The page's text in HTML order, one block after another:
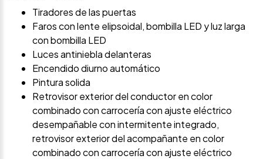
Tiradores de las puertas
Faros con lente elipsoidal, bombilla LED y luz larga
con bombilla LED
Luces antiniebla delanteras
Encendido diurno automático
Pintura solida
Retrovisor exterior del conductor en color
combinado con carrocería con ajuste eléctrico
desempañable con intermitente integrado,
retrovisor exterior del acompañante en color
combinado con carrocería con ajuste eléctrico